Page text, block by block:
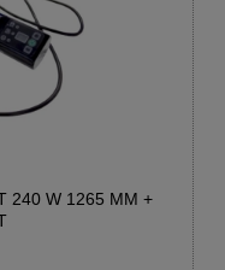
240 W 1265 MM +